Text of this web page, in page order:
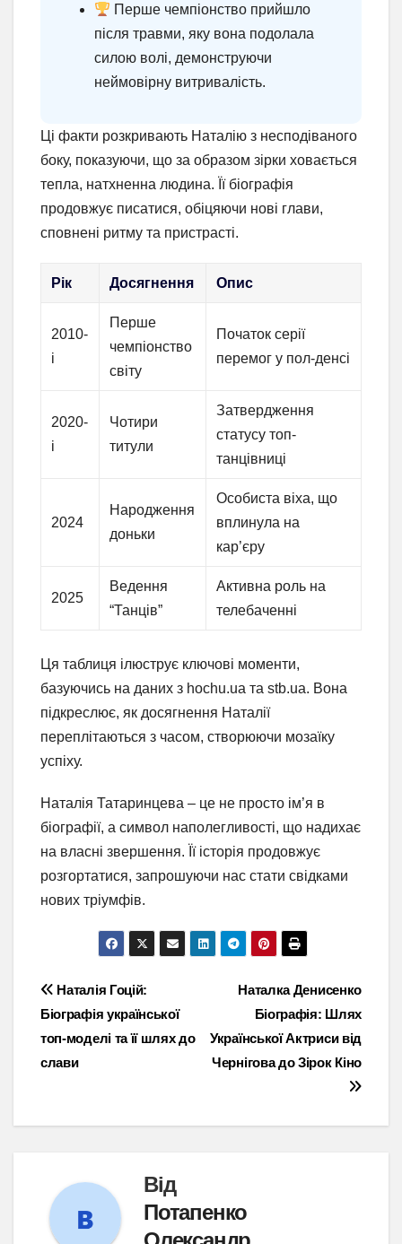
Перше чемпіонство прийшло
після травми, яку вона подолала
силою волі, демонструючи
неймовірну витривалість.
Ці факти розкривають Наталію з несподіваного
боку, показуючи, що за образом зірки ховається
тепла, натхненна людина. Її біографія
продовжує писатися, обіцяючи нові глави,
сповнені ритму та пристрасті.
Рік Досягнення Опис
2010-
і
Перше
чемпіонство
світу
Початок серії
перемог у пол-денсі
2020-
і
Чотири
титули
Затвердження
статусу топ-
танцівниці
2024
Народження
доньки
Особиста віха, що
вплинула на
кар’єру
2025
Ведення
“Танців”
Активна роль на
телебаченні
Ця таблиця ілюструє ключові моменти,
базуючись на даних з hochu.ua та stb.ua. Вона
підкреслює, як досягнення Наталії
переплітаються з часом, створюючи мозаїку
успіху.
Наталія Татаринцева – це не просто ім’я в
біографії, а символ наполегливості, що надихає
на власні звершення. Її історія продовжує
розгортатися, запрошуючи нас стати свідками
нових тріумфів.
Навігація
записів
Наталка Денисенко
Біографія: Шлях
Української Актриси від
Чернігова до Зірок Кіно
Наталія Гоцій:
Біографія української
топ-моделі та її шлях до
слави
Від
Потапенко